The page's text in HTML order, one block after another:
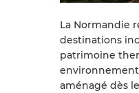
La Normandie
destinations
patrimoine
environnement
aménagé dès